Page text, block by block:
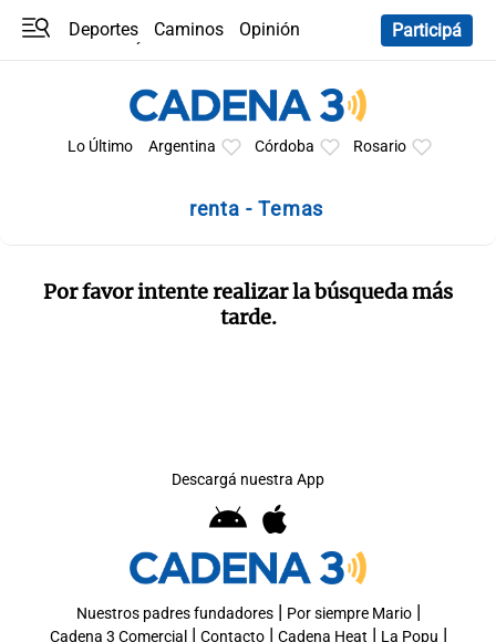
Deportes Caminos
Opinión
Participá
Lo Último Argentina Córdoba Rosario
renta - Temas
Por favor intente realizar la búsqueda más
tarde.
Descargá nuestra App
Nuestros padres fundadores| Por siempre Mario|
Cadena 3 Comercial | Contacto| Cadena Heat | La Popu |